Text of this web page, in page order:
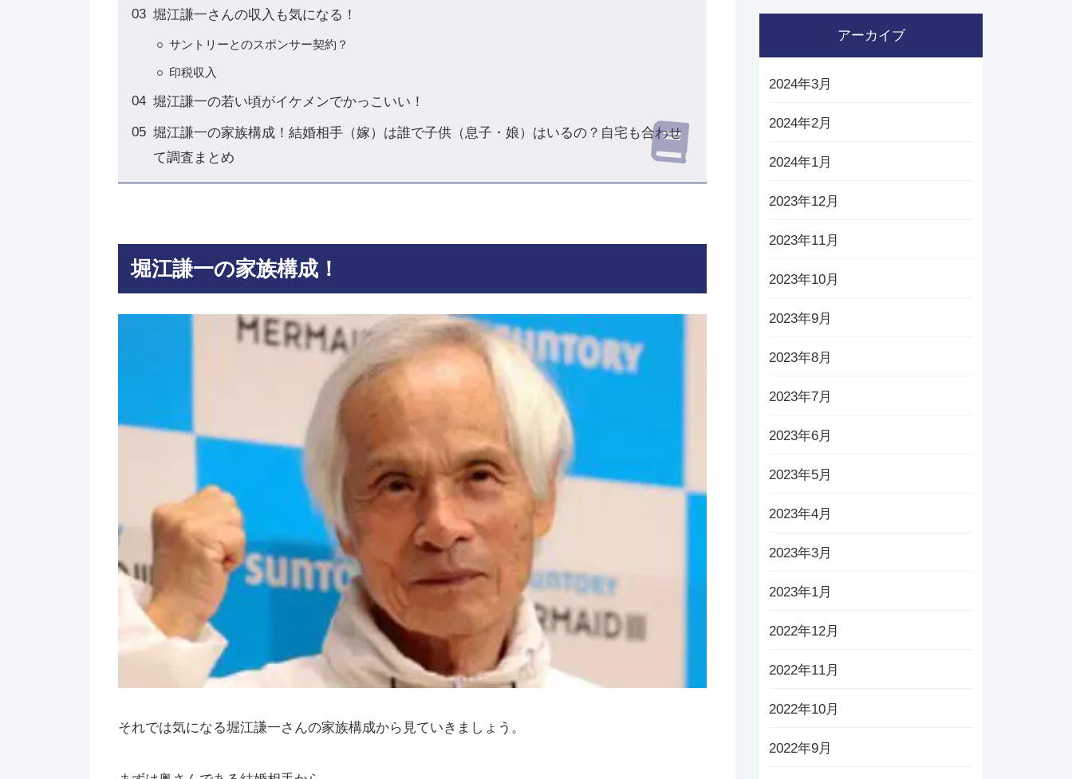
堀江謙一さんの収入も気になる！
サントリーとのスポンサー契約？
印税収入
堀江謙一の若い頃がイケメンでかっこいい！
堀江謙一の家族構成！結婚相手（嫁）は誰で子供（息子・娘）はいるの？自宅も合わせ
て調査まとめ
堀江謙一の家族構成！
それでは気になる堀江謙一さんの家族構成から見ていきましょう。
アーカイブ
2024年3月
2024年2月
2024年1月
2023年12月
2023年11月
2023年10月
2023年9月
2023年8月
2023年7月
2023年6月
2023年5月
2023年4月
2023年3月
2023年1月
2022年12月
2022年11月
2022年10月
2022年9月